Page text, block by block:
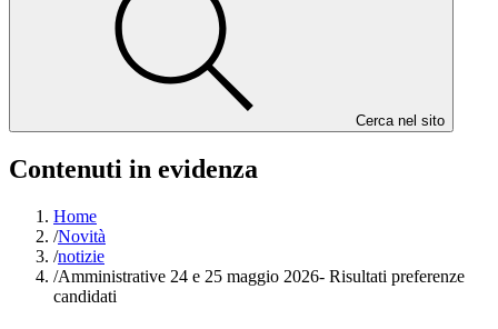
Cerca nel sito
Contenuti in evidenza
Home
/Novità
/notizie
/Amministrative 24 e 25 maggio 2026- Risultati preferenze
candidati